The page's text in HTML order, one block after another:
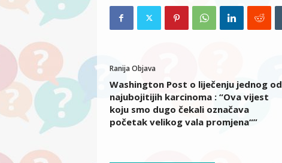
Ranija Objava
Washington Post o liječenju jednog od
najubojitijih karcinoma : “Ova vijest
koju smo dugo čekali označava
početak velikog vala promjena“”